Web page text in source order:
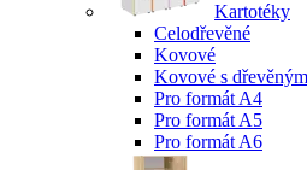
Kartotéky
Celodřevěné
Kovové
Kovové s
Pro formát A4
Pro formát A5
Pro formát A6